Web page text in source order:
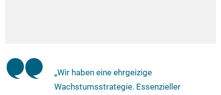
„Wir haben eine ehrgeizige
Wachstumsstrategie. Essenzieller